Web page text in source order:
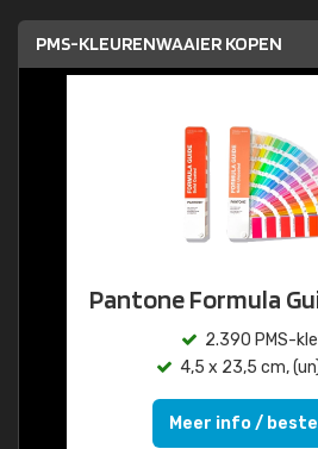
PMS-KLEURENWAAIER KOPEN
Pantone Formula
2.390 PMS-
4,5 x 23,5 cm,
Meer info /